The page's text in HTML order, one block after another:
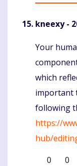
kneexy-
Your
which
important
following
https://
hub/
0
0